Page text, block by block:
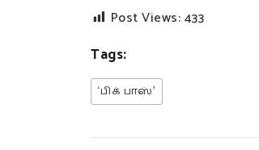
Post Views:433
Tags:
‘பிக் பாஸ்’